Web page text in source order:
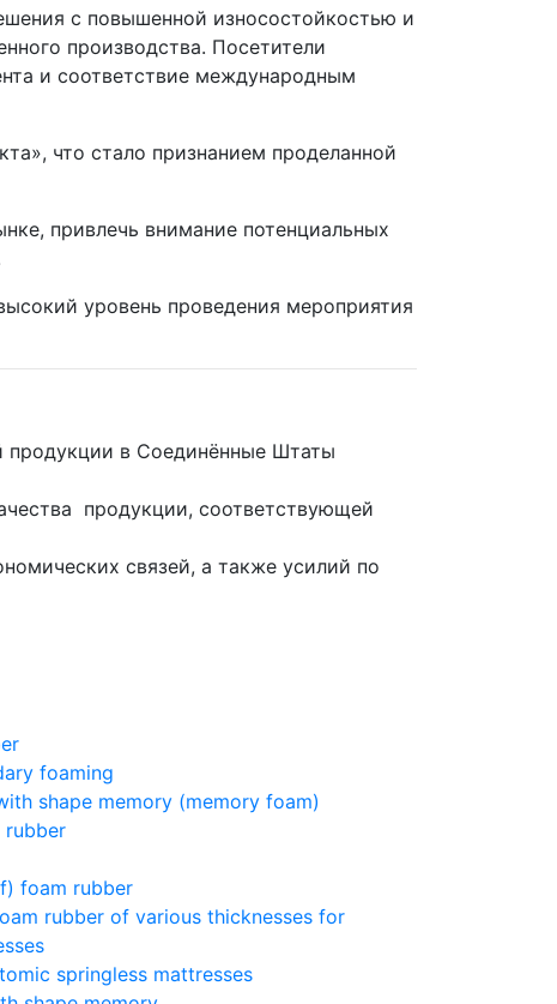
с повышенной износостойкостью и
производства. Посетители
и соответствие международным
что стало признанием проделанной
привлечь внимание потенциальных
уровень проведения мероприятия
продукции в Соединённые Штаты
продукции, соответствующей
связей, а также усилий по
foaming
shape memory (memory foam)
rubber
foam rubber
rubber of various thicknesses for
springless mattresses